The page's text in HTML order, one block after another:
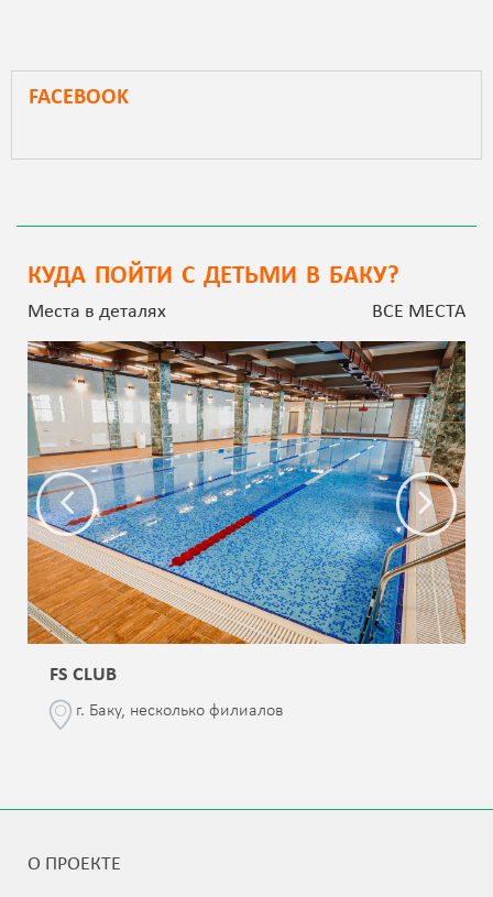
FACEBOOK
КУДА ПОЙТИ С ДЕТЬМИ В БАКУ?
Места в деталях ВСЕ МЕСТА
FS CLUB
г. Баку, несколько филиалов
О ПРОЕКТЕ